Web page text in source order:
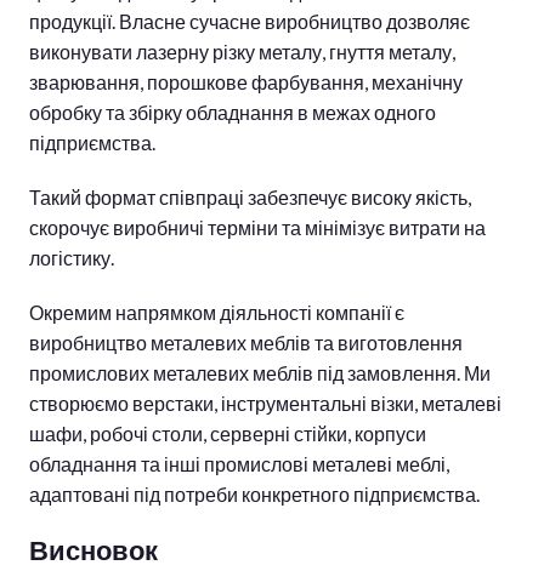
продукції. Власне сучасне виробництво дозволяє
виконувати лазерну різку металу, гнуття металу,
зварювання, порошкове фарбування, механічну
обробку та збірку обладнання в межах одного
підприємства.
Такий формат співпраці забезпечує високу якість,
скорочує виробничі терміни та мінімізує витрати на
логістику.
Окремим напрямком діяльності компанії є
виробництво металевих меблів та виготовлення
промислових металевих меблів під замовлення. Ми
створюємо верстаки, інструментальні візки, металеві
шафи, робочі столи, серверні стійки, корпуси
обладнання та інші промислові металеві меблі,
адаптовані під потреби конкретного підприємства.
Висновок